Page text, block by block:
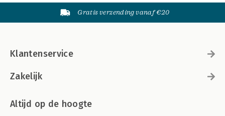
Gratis verzending vanaf €20
Klantenservice
Zakelijk
Altijd op de hoogte